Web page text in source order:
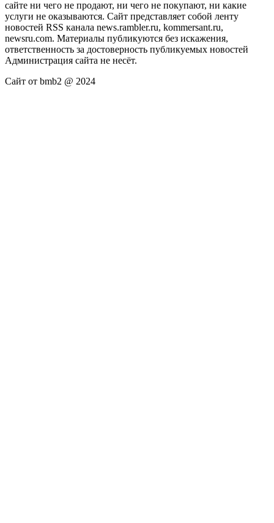
сайте ни чего не продают, ни чего не покупают, ни какие
услуги не оказываются. Сайт представляет собой ленту
новостей RSS канала news.rambler.ru, kommersant.ru,
newsru.com. Материалы публикуются без искажения,
ответственность за достоверность публикуемых новостей
Администрация сайта не несёт.
Сайт от bmb2 @ 2024